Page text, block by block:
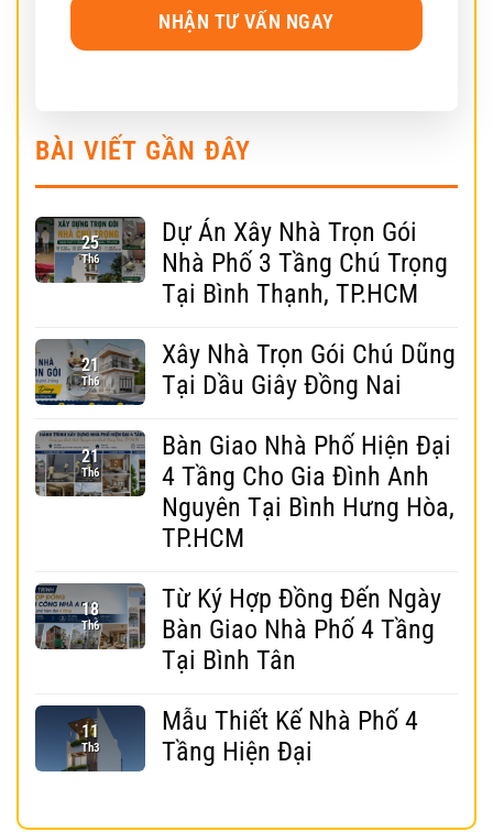
BÀI VIẾT GẦN ĐÂY
25
Th6
Dự Án Xây Nhà Trọn Gói
Nhà Phố 3 Tầng Chú Trọng
Tại Bình Thạnh, TP.HCM
21
Th6
Xây Nhà Trọn Gói Chú Dũng
Tại Dầu Giây Đồng Nai
21
Th6
Bàn Giao Nhà Phố Hiện Đại
4 Tầng Cho Gia Đình Anh
Nguyên Tại Bình Hưng Hòa,
TP.HCM
18
Th6
Từ Ký Hợp Đồng Đến Ngày
Bàn Giao Nhà Phố 4 Tầng
Tại Bình Tân
11
Th3
Mẫu Thiết Kế Nhà Phố 4
Tầng Hiện Đại